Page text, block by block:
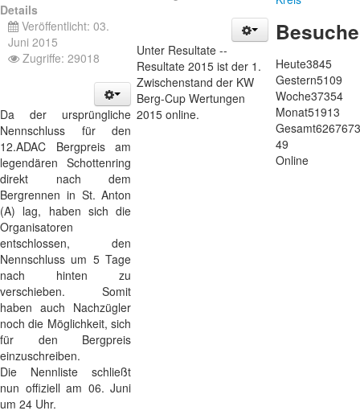
Details
Veröffentlicht: 03.
Juni 2015
Zugriffe: 29018
Da der ursprüngliche
Nennschluss für den
12.ADAC Bergpreis am
legendären Schottenring
direkt nach dem
Bergrennen in St. Anton
(A) lag, haben sich die
Organisatoren
entschlossen, den
Nennschluss um 5 Tage
nach hinten zu
verschieben. Somit
haben auch Nachzügler
noch die Möglichkeit, sich
für den Bergpreis
einzuschreiben.
Die Nennliste schließt
nun offiziell am 06. Juni
um 24 Uhr.
Unter Resultate --
Resultate 2015 ist der 1.
Zwischenstand der KW
Berg-Cup Wertungen
2015 online.
Heute3845
Gestern5109
Woche37354
Monat51913
Gesamt
49
Online